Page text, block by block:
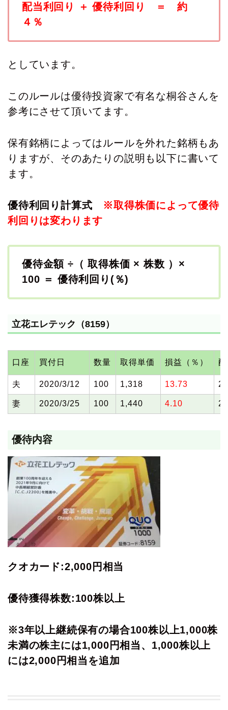
配当利回り ＋ 優待利回り ＝ 約
４％
としています。
このルールは優待投資家で有名な桐谷さんを
参考にさせて頂いてます。
保有銘柄によってはルールを外れた銘柄もあ
りますが、そのあたりの説明も以下に書いて
ます。
優待利回り計算式 ※取得株価によって優待
利回りは変わります
優待金額 ÷（ 取得株価 × 株数 ）×
100 ＝ 優待利回り(％)
立花エレテック（8159）
口座 買付日 数量 取得単価 損益（％）
夫 2020/3/12 100 1,318 13.73
妻 2020/3/25 100 1,440 4.10
優待内容
クオカード:2,000円相当
優待獲得株数:100株以上
※3年以上継続保有の場合100株以上1,000株
未満の株主には1,000円相当、1,000株以上
には2,000円相当を追加